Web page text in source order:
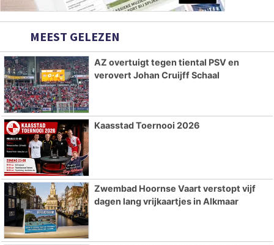
MEEST GELEZEN
AZ overtuigt tegen tiental PSV en
verovert Johan Cruijff Schaal
Kaasstad Toernooi 2026
Zwembad Hoornse Vaart verstopt vijf
dagen lang vrijkaartjes in Alkmaar